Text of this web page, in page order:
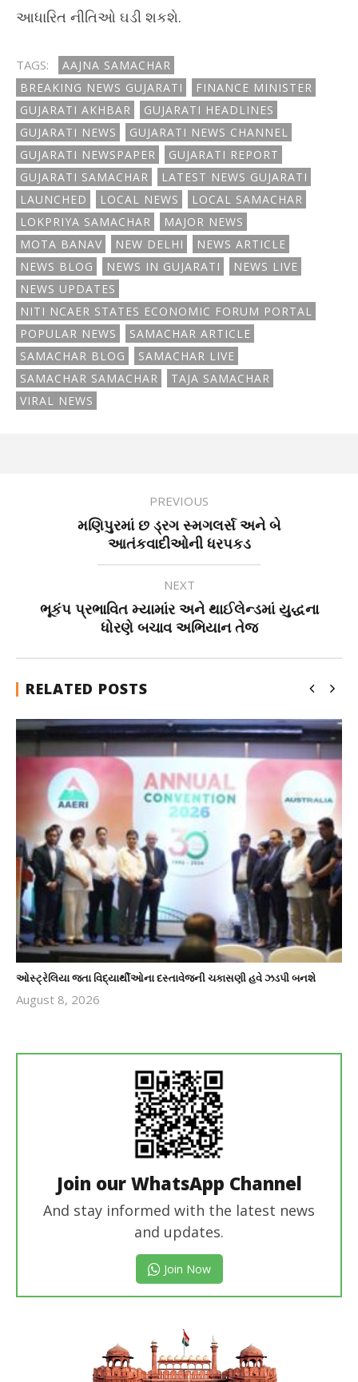
આધારિત નીતિઓ ઘડી શકશે.
TAGS:
AAJNA SAMACHAR
BREAKING NEWS GUJARATI
FINANCE MINISTER
GUJARATI AKHBAR
GUJARATI HEADLINES
GUJARATI NEWS
GUJARATI NEWS CHANNEL
GUJARATI NEWSPAPER
GUJARATI REPORT
GUJARATI SAMACHAR
LATEST NEWS GUJARATI
LAUNCHED
LOCAL NEWS
LOCAL SAMACHAR
LOKPRIYA SAMACHAR
MAJOR NEWS
MOTA BANAV
NEW DELHI
NEWS ARTICLE
NEWS BLOG
NEWS IN GUJARATI
NEWS LIVE
NEWS UPDATES
NITI NCAER STATES ECONOMIC FORUM PORTAL
POPULAR NEWS
SAMACHAR ARTICLE
SAMACHAR BLOG
SAMACHAR LIVE
SAMACHAR SAMACHAR
TAJA SAMACHAR
VIRAL NEWS
PREVIOUS
મણિપુરમાં છ ડ્રગ સ્મગલર્સ અને બે
આતંકવાદીઓની ધરપકડ
NEXT
ભૂકંપ પ્રભાવિત મ્યામાંર અને થાઈલેન્ડમાં યુદ્ધના
ધોરણે બચાવ અભિયાન તેજ
RELATED POSTS
ઓસ્ટ્રેલિયા જતા વિદ્યાર્થીઓના દસ્તાવેજની ચકાસણી હવે ઝડપી બનશે
August 8, 2026
Join our WhatsApp Channel
And stay informed with the latest news
and updates.
Join Now